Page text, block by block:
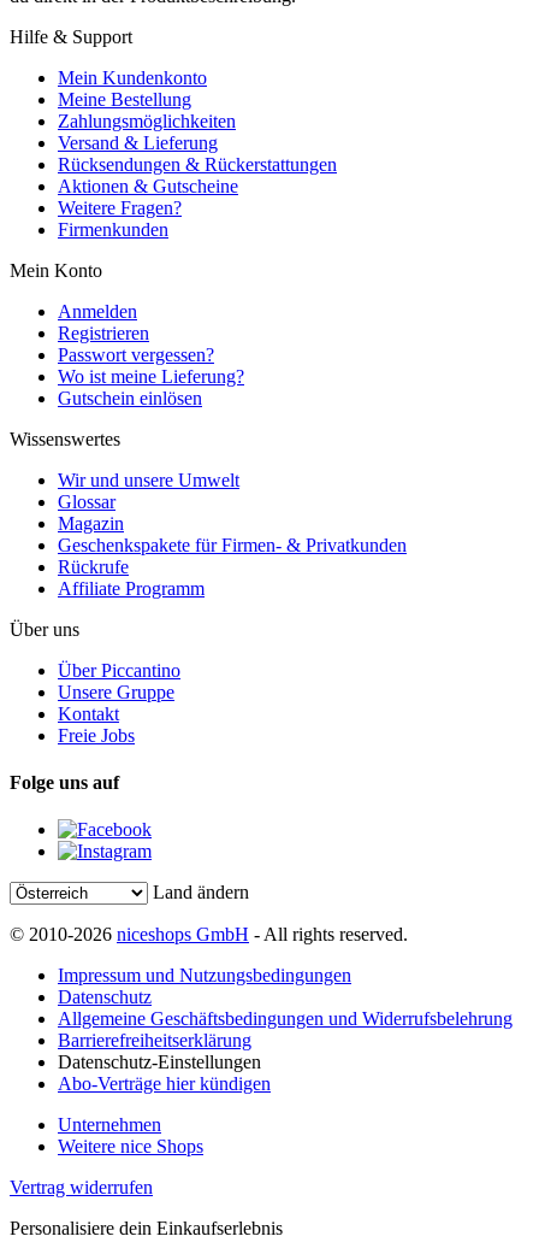
Hilfe & Support
Mein Kundenkonto
Meine Bestellung
Zahlungsmöglichkeiten
Versand & Lieferung
Rücksendungen & Rückerstattungen
Aktionen & Gutscheine
Weitere Fragen?
Firmenkunden
Mein Konto
Anmelden
Registrieren
Passwort vergessen?
Wo ist meine Lieferung?
Gutschein einlösen
Wissenswertes
Wir und unsere Umwelt
Glossar
Magazin
Geschenkspakete für Firmen- & Privatkunden
Rückrufe
Affiliate Programm
Über uns
Über Piccantino
Unsere Gruppe
Kontakt
Freie Jobs
Folge uns auf
Land ändern
© 2010-2026 niceshops GmbH - All rights reserved.
Impressum und Nutzungsbedingungen
Datenschutz
Allgemeine Geschäftsbedingungen und Widerrufsbelehrung
Barrierefreiheitserklärung
Datenschutz-Einstellungen
Abo-Verträge hier kündigen
Unternehmen
Weitere nice Shops
Vertrag widerrufen
Personalisiere dein Einkaufserlebnis